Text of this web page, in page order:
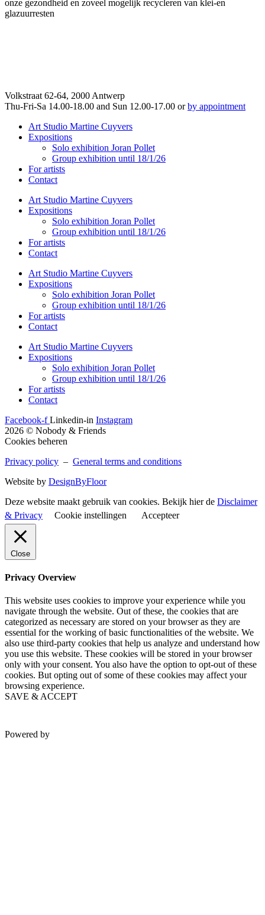
onze gezondheid en zoveel mogelijk recycleren van klei-en
glazuurresten
Volkstraat 62-64, 2000 Antwerp
Thu-Fri-Sa 14.00-18.00 and Sun 12.00-17.00 orby appointment
Art Studio Martine Cuyvers
Expositions
Solo exhibition Joran Pollet
Group exhibition until 18/1/26
For artists
Contact
Art Studio Martine Cuyvers
Expositions
Solo exhibition Joran Pollet
Group exhibition until 18/1/26
For artists
Contact
Art Studio Martine Cuyvers
Expositions
Solo exhibition Joran Pollet
Group exhibition until 18/1/26
For artists
Contact
Art Studio Martine Cuyvers
Expositions
Solo exhibition Joran Pollet
Group exhibition until 18/1/26
For artists
Contact
Facebook-f Linkedin-in Instagram
2026 © Nobody & Friends
Cookies beheren
Privacy policy – General terms and conditions
Website by DesignByFloor
Deze website maakt gebruik van cookies. Bekijk hier de Disclaimer
& Privacy
Cookie instellingen Accepteer
Close
Privacy Overview
This website uses cookies to improve your experience while you
navigate through the website. Out of these, the cookies that are
categorized as necessary are stored on your browser as they are
essential for the working of basic functionalities of the website. We
also use third-party cookies that help us analyze and understand how
you use this website. These cookies will be stored in your browser
only with your consent. You also have the option to opt-out of these
cookies. But opting out of some of these cookies may affect your
browsing experience.
SAVE & ACCEPT
Powered by